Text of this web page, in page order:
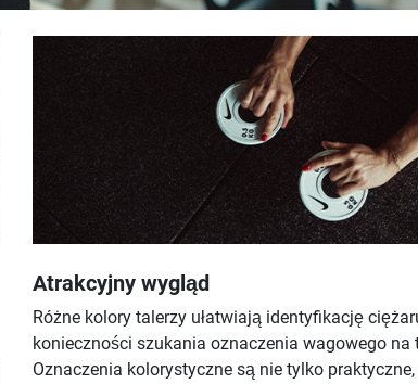
Atrakcyjny wygląd
Różne kolory talerzy ułatwiają identyfikację
konieczności szukania oznaczenia wagowego na
Oznaczenia kolorystyczne są nie tylko praktyczne,